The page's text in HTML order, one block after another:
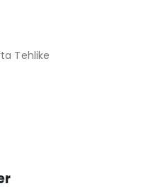
Tehlike